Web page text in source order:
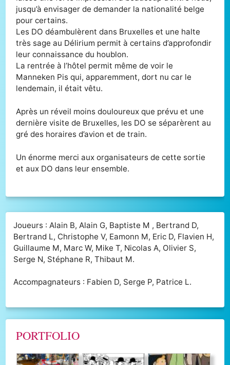
jusqu’à envisager de demander la nationalité belge
pour certains.
Les DO déambulèrent dans Bruxelles et une halte
très sage au Délirium permit à certains d’approfondir
leur connaissance du houblon.
La rentrée à l’hôtel permit même de voir le
Manneken Pis qui, apparemment, dort nu car le
lendemain, il était vêtu.
Après un réveil moins douloureux que prévu et une
dernière visite de Bruxelles, les DO se séparèrent au
gré des horaires d’avion et de train.
Un énorme merci aux organisateurs de cette sortie
et aux DO dans leur ensemble.
Joueurs : Alain B, Alain G, Baptiste M , Bertrand D,
Bertrand L, Christophe V, Eamonn M, Eric D, Flavien H,
Guillaume M, Marc W, Mike T, Nicolas A, Olivier S,
Serge N, Stéphane R, Thibaut M.
Accompagnateurs : Fabien D, Serge P, Patrice L.
PORTFOLIO